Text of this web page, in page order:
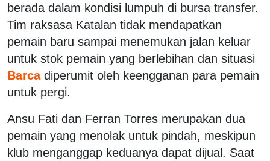
berada dalam kondisi lumpuh di bursa transfer.
Tim raksasa Katalan tidak mendapatkan
pemain baru sampai menemukan jalan keluar
untuk stok pemain yang berlebihan dan situasi
Barca diperumit oleh keengganan para pemain
untuk pergi.
Ansu Fati dan Ferran Torres merupakan dua
pemain yang menolak untuk pindah, meskipun
klub menganggap keduanya dapat dijual. Saat